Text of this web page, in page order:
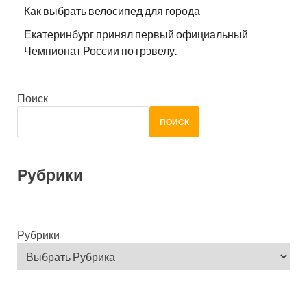
Как выбрать велосипед для города
Екатеринбург принял первый официальный
Чемпионат России по грэвелу.
Поиск
ПОИСК
Рубрики
Рубрики